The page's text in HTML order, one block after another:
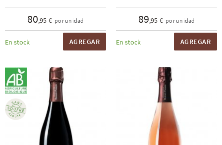
80,95 € por unidad
En stock AGREGAR
89,95 € por unidad
En stock AGREGAR